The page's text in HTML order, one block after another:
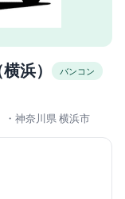
浜） バンコン
・神奈川県 横浜市